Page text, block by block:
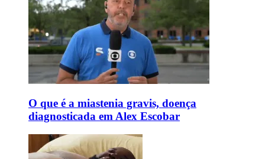
O que é a miastenia gravis, doença
diagnosticada em Alex Escobar